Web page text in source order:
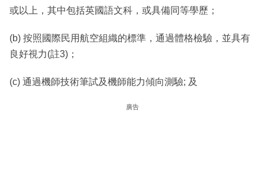
或以上，其中包括英國語文科，或具備同等學歷；
(b) 按照國際民用航空組織的標準，通過體格檢驗，並具有
良好視力(註3)；
(c) 通過機師技術筆試及機師能力傾向測驗; 及
廣告